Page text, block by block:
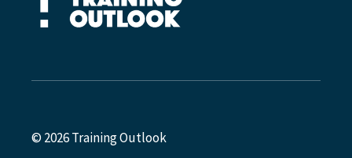
© 2026 Training Outlook